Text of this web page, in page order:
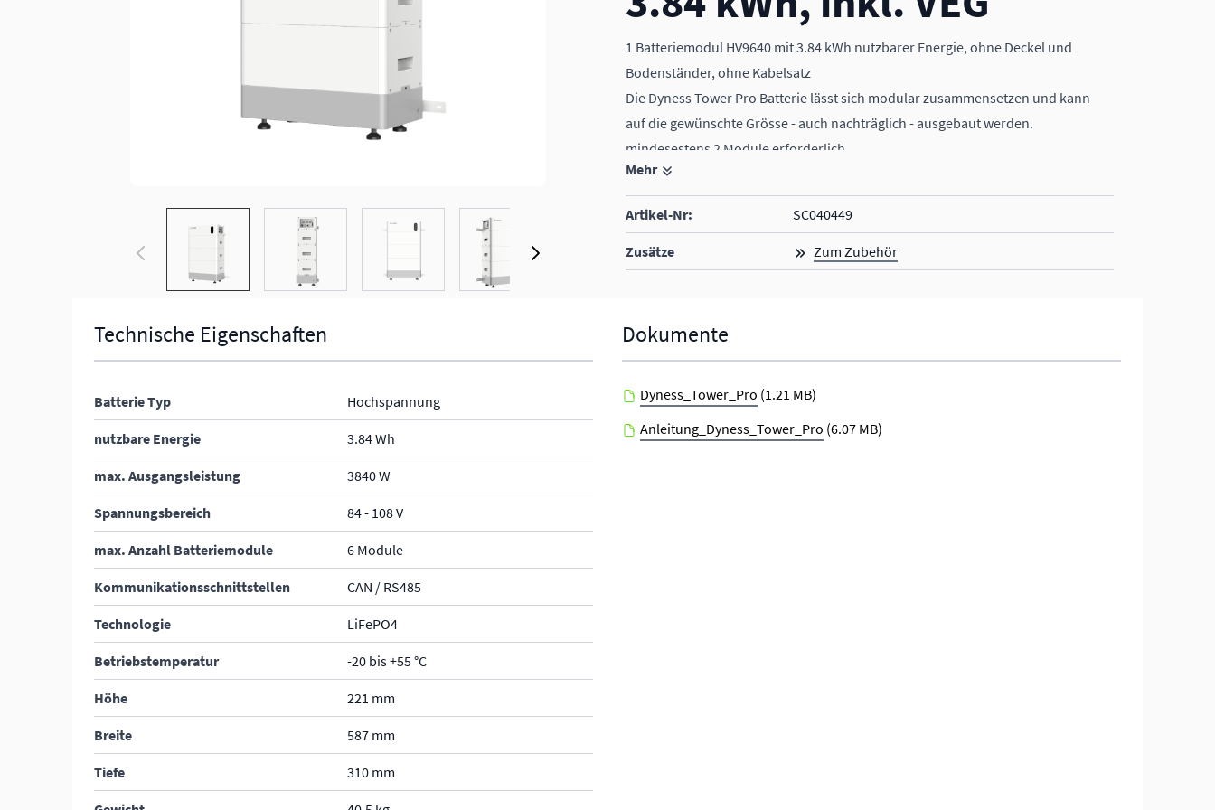
View larger imageView larger image View larger imageView larger image View larger image View larger image
1 Batteriemodul HV9640 mit 3.84 kWh nutzbarer Energie, ohne Deckel und
Bodenständer, ohne Kabelsatz
Die Dyness Tower Pro Batterie lässt sich modular zusammensetzen und kann
auf die gewünschte Grösse - auch nachträglich - ausgebaut werden.
mindesestens 2 Module erforderlich
bis zu 6 Module möglich
Gesamtkapazität bis zu 23.04 kWh
Kompatibel mit den Wechselrichtern von Solis
integrierte Brandschutzfunktion
Mehr
Artikel-Nr: SC040449
Zusätze Zum Zubehör
Technische Eigenschaften
Batterie Typ Hochspannung
nutzbare Energie 3.84 Wh
max. Ausgangsleistung 3840 W
Spannungsbereich 84 - 108 V
max. Anzahl Batteriemodule 6 Module
Kommunikationsschnittstellen CAN / RS485
Technologie LiFePO4
Betriebstemperatur -20 bis +55 °C
Höhe 221 mm
Breite 587 mm
Tiefe 310 mm
Dokumente
Dyness_Tower_Pro (1.21 MB)
Anleitung_Dyness_Tower_Pro (6.07 MB)